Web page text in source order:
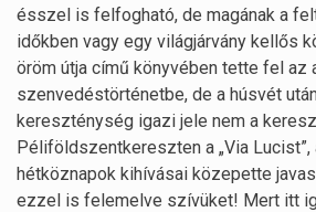
ésszel is felfogható, de magának a
időkben vagy egy világjárvány kellős
öröm útja című könyvében tette fel az
szenvedéstörténetbe, de a húsvét
kereszténység igazi jele nem a
Péliföldszentkereszten a „Via
hétköznapok kihívásai közepette
ezzel is felemelve szívüket! Mert itt